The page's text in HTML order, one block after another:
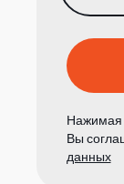
Нажимая
Вы
данных